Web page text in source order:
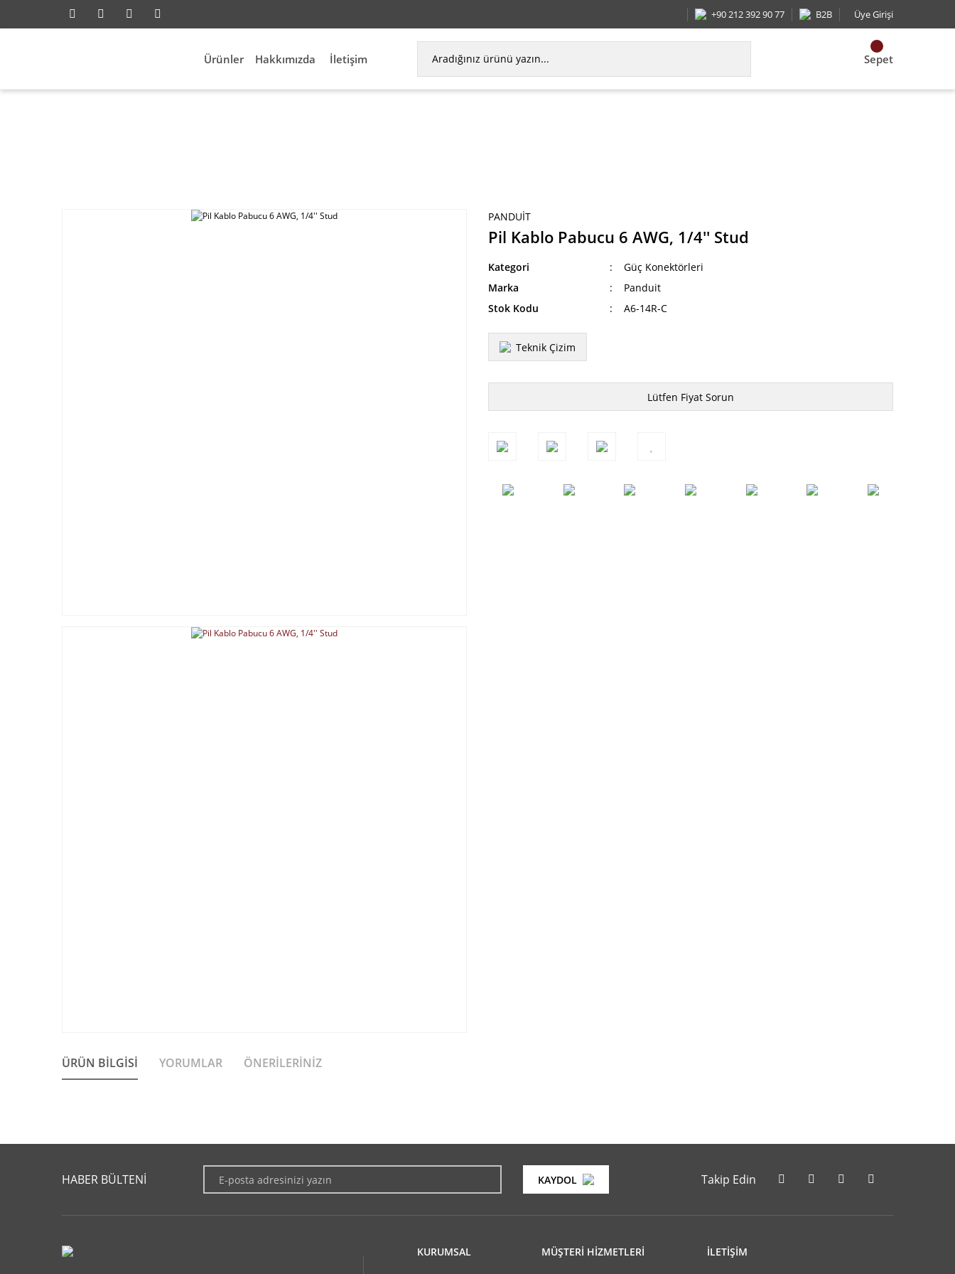
+90 212 392 90 77 B2B Üye Girişi
Ürünler Hakkımızda İletişim Sepet
PANDUIT
Pil Kablo Pabucu 6 AWG, 1/4'' Stud
Kategori
Güç Konektörleri
Marka
Panduit
Stok Kodu
A6-14R-C
Teknik Çizim
Lütfen Fiyat Sorun
ÜRÜN BILGISI YORUMLAR ÖNERILERINIZ
Yorum Yaz
Görüş ve önerileriniz için teşekkür ederiz.
Ürün açıklamasında eksik bilgiler bulunuyor.
HABER BÜLTENİ KAYDOL Takip Edin
KURUMSAL MÜŞTERİ HİZMETLERİ İLETİŞİM